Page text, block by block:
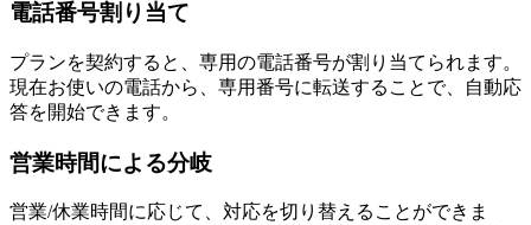
電話番号割り当て
プランを契約すると、専用の電話番号が割り当てられます。
現在お使いの電話から、専用番号に転送することで、自動応
答を開始できます。
営業時間による分岐
営業/休業時間に応じて、対応を切り替えることができま